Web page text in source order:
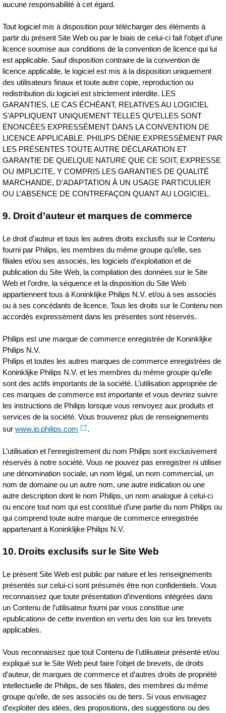
aucune responsabilité à cet égard.
Tout logiciel mis à disposition pour télécharger des éléments à
partir du présent Site Web ou par le biais de celui‑ci fait l’objet d’une
licence soumise aux conditions de la convention de licence qui lui
est applicable. Sauf disposition contraire de la convention de
licence applicable, le logiciel est mis à la disposition uniquement
des utilisateurs finaux et toute autre copie, reproduction ou
redistribution du logiciel est strictement interdite. LES
GARANTIES, LE CAS ÉCHÉANT, RELATIVES AU LOGICIEL
S’APPLIQUENT UNIQUEMENT TELLES QU’ELLES SONT
ÉNONCÉES EXPRESSÉMENT DANS LA CONVENTION DE
LICENCE APPLICABLE. PHILIPS DÉNIE EXPRESSÉMENT PAR
LES PRÉSENTES TOUTE AUTRE DÉCLARATION ET
GARANTIE DE QUELQUE NATURE QUE CE SOIT, EXPRESSE
OU IMPLICITE, Y COMPRIS LES GARANTIES DE QUALITÉ
MARCHANDE, D’ADAPTATION À UN USAGE PARTICULIER
OU L’ABSENCE DE CONTREFAÇON QUANT AU LOGICIEL.
9. Droit d’auteur et marques de commerce
Le droit d’auteur et tous les autres droits exclusifs sur le Contenu
fourni par Philips, les membres du même groupe qu’elle, ses
filiales et/ou ses associés, les logiciels d’exploitation et de
publication du Site Web, la compilation des données sur le Site
Web et l’ordre, la séquence et la disposition du Site Web
appartiennent tous à Koninklijke Philips N.V. et/ou à ses associés
ou à ses concédants de licence. Tous les droits sur le Contenu non
accordés expressément dans les présentes sont réservés.
Philips est une marque de commerce enregistrée de Koninklijke
Philips N.V.
Philips et toutes les autres marques de commerce enregistrées de
Koninklijke Philips N.V. et les membres du même groupe qu’elle
sont des actifs importants de la société. L’utilisation appropriée de
ces marques de commerce est importante et vous devriez suivre
les instructions de Philips lorsque vous renvoyez aux produits et
services de la société. Vous trouverez plus de renseignements
surwww.ip.philips.com .
L’utilisation et l’enregistrement du nom Philips sont exclusivement
réservés à notre société. Vous ne pouvez pas enregistrer ni utiliser
une dénomination sociale, un nom légal, un nom commercial, un
nom de domaine ou un autre nom, une autre indication ou une
autre description dont le nom Philips, un nom analogue à celui‑ci
ou encore tout nom qui est constitué d’une partie du nom Philips ou
qui comprend toute autre marque de commerce enregistrée
appartenant à Koninklijke Philips N.V.
10. Droits exclusifs sur le Site Web
Le présent Site Web est public par nature et les renseignements
présentés sur celui‑ci sont présumés être non confidentiels. Vous
reconnaissez que toute présentation d’inventions intégrées dans
un Contenu de l’utilisateur fourni par vous constitue une
«publication» de cette invention en vertu des lois sur les brevets
applicables.
Vous reconnaissez que tout Contenu de l’utilisateur présenté et/ou
expliqué sur le Site Web peut faire l’objet de brevets, de droits
d’auteur, de marques de commerce et d’autres droits de propriété
intellectuelle de Philips, de ses filiales, des membres du même
groupe qu’elle, de ses associés ou de tiers. Si vous envisagez
d’exploiter des idées, des propositions, des suggestions ou des